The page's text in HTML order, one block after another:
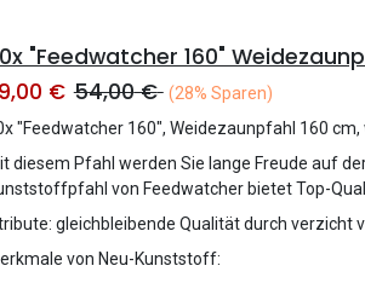
"Feedwatcher 160"
€ 54,00€ (28% Sparen)
"Feedwatcher 160", Weidezaunpfahl 160 cm,
diesem Pfahl werden Sie lange Freude auf
von Feedwatcher bietet Top-
gleichbleibende Qualität durch verzicht
von Neu-Kunststoff: